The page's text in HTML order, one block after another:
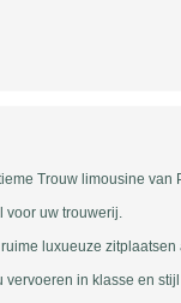
Trouw limousine van
voor uw trouwerij.
luxueuze zitplaatsen
vervoeren in klasse en